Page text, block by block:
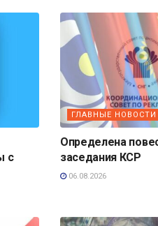
с
ГЛАВНЫЕ НОВОСТИ
Определена
заседания КСР
06.08.2026